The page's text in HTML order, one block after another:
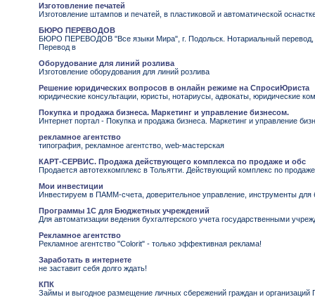
Изготовление печатей
Изготовление штампов и печатей, в пластиковой и автоматической
БЮРО ПЕРЕВОДОВ
БЮРО ПЕРЕВОДОВ "Все языки Мира", г. Подольск. Нотариальный перевод,
Перевод в
Оборудование для линий розлива
Изготовление оборудования для линий розлива
Решение юридических вопросов в онлайн режиме на СпросиЮриста
юридические консультации, юристы, нотариусы, адвокаты, юридические
Покупка и продажа бизнеса. Маркетинг и управление бизнесом.
Интернет портал - Покупка и продажа бизнеса. Маркетинг и управление
рекламное агентство
типография, рекламное агентство, web-мастерская
КАРТ-СЕРВИС. Продажа действующего комплекса по продаже и обс
Продается автотехкомплекс в Тольятти. Действующий комплекс по
Мои инвестиции
Инвестируем в ПАММ-счета, доверительное управление, инструменты
Программы 1С для Бюджетных учреждений
Для автоматизации ведения бухгалтерского учета государственными
Рекламное агентство
Рекламное агентство "Colorit" - только эффективная реклама!
Заработать в интернете
не заставит себя долго ждать!
КПК
Займы и выгодное размещение личных сбережений граждан и организаций